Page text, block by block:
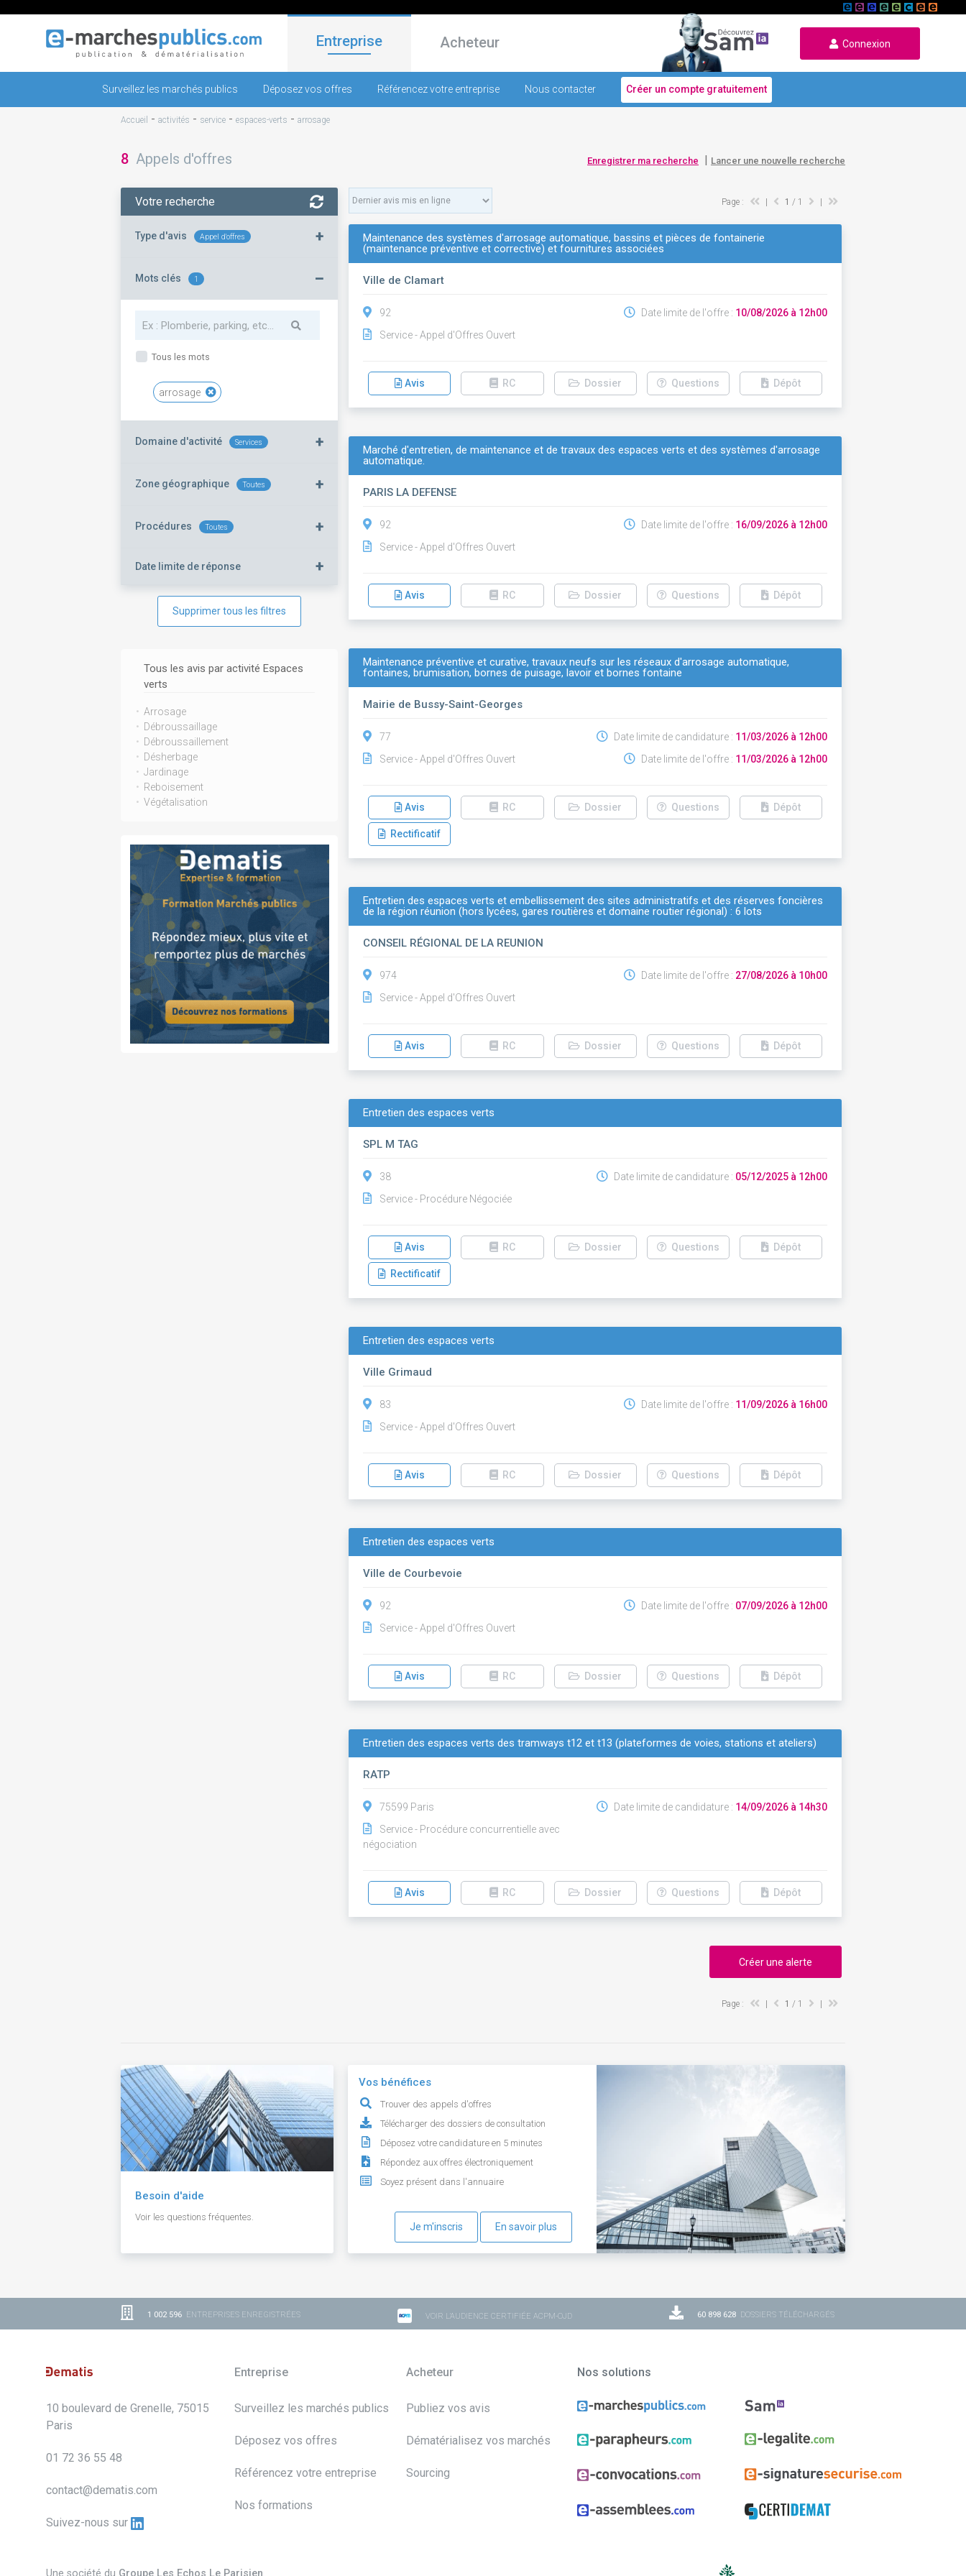
Entreprise Acheteur Connexion
Surveillez les marchés publics Déposez vos offres Référencez votre entreprise Nous contacter Créer un compte gratuitement
Accueil - activités - service - espaces-verts - arrosage
8 Appels d'offres Enregistrer ma recherche | Lancer une nouvelle recherche
Votre recherche
Type d'avis Appel d'offres +
Mots clés 1 –
Tous les mots
arrosage
Domaine d'activité Services +
Zone géographique Toutes +
Procédures Toutes +
Date limite de réponse +
Supprimer tous les filtres
Tous les avis par activité Espaces
verts
Arrosage
Débroussaillage
Débroussaillement
Désherbage
Jardinage
Reboisement
Végétalisation
Page : 1 / 1
Maintenance des systèmes d'arrosage automatique, bassins et pièces de fontainerie
(maintenance préventive et corrective) et fournitures associées
Ville de Clamart
92
Service - Appel d'Offres Ouvert
Date limite de l'offre : 10/08/2026 à 12h00
Avis RC Dossier Questions Dépôt
Marché d'entretien, de maintenance et de travaux des espaces verts et des systèmes d'arrosage
automatique.
PARIS LA DEFENSE
92
Service - Appel d'Offres Ouvert
Date limite de l'offre : 16/09/2026 à 12h00
Avis RC Dossier Questions Dépôt
Maintenance préventive et curative, travaux neufs sur les réseaux d'arrosage automatique,
fontaines, brumisation, bornes de puisage, lavoir et bornes fontaine
Mairie de Bussy-Saint-Georges
77
Service - Appel d'Offres Ouvert
Date limite de candidature : 11/03/2026 à 12h00
Date limite de l'offre : 11/03/2026 à 12h00
Avis RC Dossier Questions Dépôt
Rectificatif
Entretien des espaces verts et embellissement des sites administratifs et des réserves foncières
de la région réunion (hors lycées, gares routières et domaine routier régional) : 6 lots
CONSEIL RÉGIONAL DE LA REUNION
974
Service - Appel d'Offres Ouvert
Date limite de l'offre : 27/08/2026 à 10h00
Avis RC Dossier Questions Dépôt
Entretien des espaces verts
SPL M TAG
38
Service - Procédure Négociée
Date limite de candidature : 05/12/2025 à 12h00
Avis RC Dossier Questions Dépôt
Rectificatif
Entretien des espaces verts
Ville Grimaud
83
Service - Appel d'Offres Ouvert
Date limite de l'offre : 11/09/2026 à 16h00
Avis RC Dossier Questions Dépôt
Entretien des espaces verts
Ville de Courbevoie
92
Service - Appel d'Offres Ouvert
Date limite de l'offre : 07/09/2026 à 12h00
Avis RC Dossier Questions Dépôt
Entretien des espaces verts des tramways t12 et t13 (plateformes de voies, stations et ateliers)
RATP
75599 Paris
Service - Procédure concurrentielle avec
négociation
Date limite de candidature : 14/09/2026 à 14h30
Avis RC Dossier Questions Dépôt
Créer une alerte
Page : 1 / 1
Besoin d'aide
Voir les questions fréquentes.
Vos bénéfices
Trouver des appels d'offres
Télécharger des dossiers de consultation
Déposez votre candidature en 5 minutes
Répondez aux offres électroniquement
Soyez présent dans l'annuaire
Je m'inscris En savoir plus
1 002 596 ENTREPRISES ENREGISTRÉES VOIR L'AUDIENCE CERTIFIÉE ACPM-OJD 60 898 628 DOSSIERS TÉLÉCHARGÉS
10 boulevard de Grenelle, 75015
Paris
01 72 36 55 48
contact@dematis.com
Suivez-nous sur
Entreprise
Surveillez les marchés publics
Déposez vos offres
Référencez votre entreprise
Nos formations
Acheteur
Publiez vos avis
Dématérialisez vos marchés
Sourcing
Nos solutions
Une société du Groupe Les Echos Le Parisien